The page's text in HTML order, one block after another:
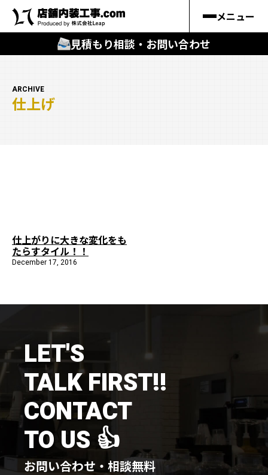
メニュー
見積もり相談・お問い合わせ
キーワードから
はじめての方
店舗内装工事.comの強み
採用情報会社概要
ARCHIVE
仕上げ
仕上がりに大きな変化をも
たらすタイル！！
December 17, 2016
LET'S
TALK FIRST!!
CONTACT
TO US 👍
お問い合わせ・相談無料